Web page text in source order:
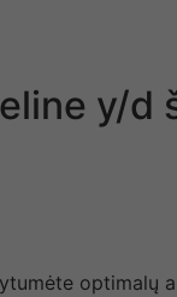
y/
optimalų